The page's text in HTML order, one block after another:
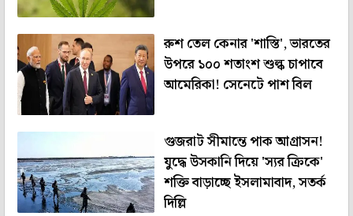
রুশ তেল কেনার 'শাস্তি', ভারতের
উপরে ১০০ শতাংশ শুল্ক চাপাবে
আমেরিকা! সেনেটে পাশ বিল
গুজরাট সীমান্তে পাক আগ্রাসন!
যুদ্ধে উসকানি দিয়ে 'স্যর ক্রিকে'
শক্তি বাড়াচ্ছে ইসলামাবাদ, সতর্ক
দিল্লি